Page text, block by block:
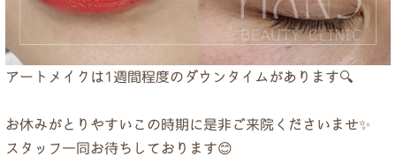
アートメイクは1週間程度のダウンタイムがあります🔍
お休みがとりやすいこの時期に是非ご来院くださいませ✨
スタッフ一同お待ちしております😊